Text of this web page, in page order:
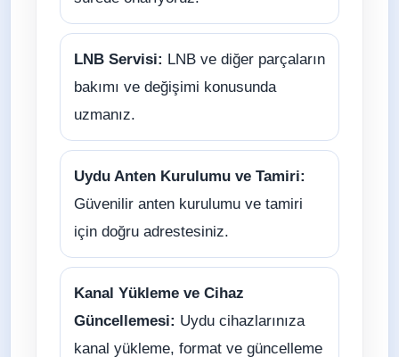
LNB Servisi: LNB ve diğer parçaların
bakımı ve değişimi konusunda
uzmanız.
Uydu Anten Kurulumu ve Tamiri:
Güvenilir anten kurulumu ve tamiri
için doğru adrestesiniz.
Kanal Yükleme ve Cihaz
Güncellemesi: Uydu cihazlarınıza
kanal yükleme, format ve güncelleme